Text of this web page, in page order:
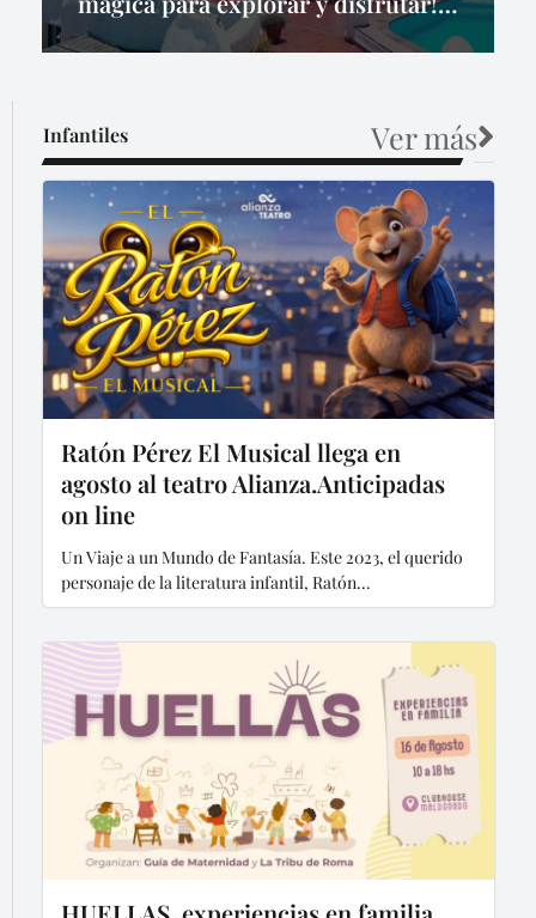
Tickets aquí.
Infantiles Ver más
Ratón Pérez El Musical llega en
agosto al teatro Alianza.Anticipadas
on line
Un Viaje a un Mundo de Fantasía. Este 2023, el querido
personaje de la literatura infantil, Ratón...